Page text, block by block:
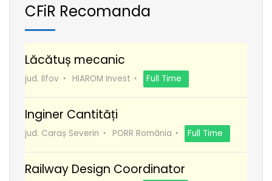
CFiR Recomanda
Lăcătuș mecanic
jud. Ilfov HIAROM Invest Full Time
Inginer Cantități
jud. Caraș Severin PORR România Full Time
Railway Design Coordinator